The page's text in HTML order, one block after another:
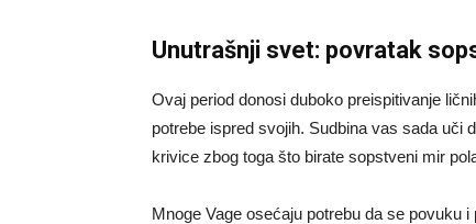
Unutrašnji svet: povratak
Ovaj period donosi duboko preispitivanje
potrebe ispred svojih. Sudbina vas sada uči
krivice zbog toga što birate sopstveni mir
Mnoge Vage osećaju potrebu da se povuku